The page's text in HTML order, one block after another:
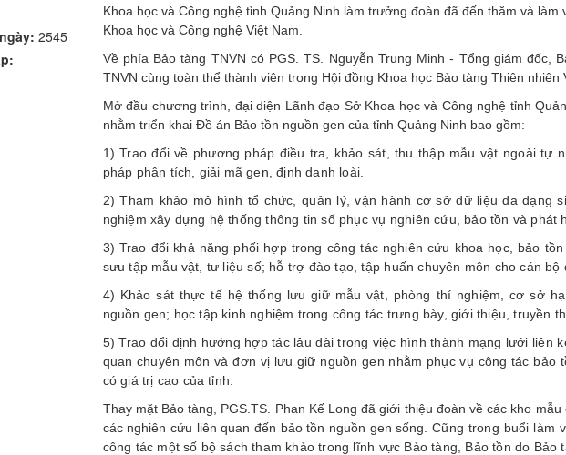
Khoa học và Công nghệ tỉnh Quảng Ninh làm trưởng đoàn đã đến thăm và làm
Khoa học và Công nghệ Việt Nam.
Về phía Bảo tàng TNVN có PGS. TS. Nguyễn Trung Minh - Tổng giám đốc,
TNVN cùng toàn thể thành viên trong Hội đồng Khoa học Bảo tàng Thiên
Mở đầu chương trình, đại diện Lãnh đạo Sở Khoa học và Công nghệ tỉnh
nhằm triển khai Đề án Bảo tồn nguồn gen của tỉnh Quảng Ninh bao gồm:
1) Trao đổi về phương pháp điều tra, khảo sát, thu thập mẫu vật ngoài tự
pháp phân tích, giải mã gen, định danh loài.
2) Tham khảo mô hình tổ chức, quản lý, vận hành cơ sở dữ liệu đa dạng
nghiệm xây dựng hệ thống thông tin số phục vụ nghiên cứu, bảo tồn và phát
3) Trao đổi khả năng phối hợp trong công tác nghiên cứu khoa học, bảo
sưu tập mẫu vật, tư liệu số; hỗ trợ đào tạo, tập huấn chuyên môn cho cán
4) Khảo sát thực tế hệ thống lưu giữ mẫu vật, phòng thí nghiệm, cơ sở
nguồn gen; học tập kinh nghiệm trong công tác trưng bày, giới thiệu, truyền
5) Trao đổi định hướng hợp tác lâu dài trong việc hình thành mạng lưới liên
quan chuyên môn và đơn vị lưu giữ nguồn gen nhằm phục vụ công tác bảo
có giá trị cao của tỉnh.
Thay mặt Bảo tàng, PGS.TS. Phan Kế Long đã giới thiệu đoàn về các kho
các nghiên cứu liên quan đến bảo tồn nguồn gen sống.
Cũng trong buổi làm
công tác một số bộ sách tham khảo trong lĩnh vực Bảo tàng, Bảo tồn do Bảo
2545